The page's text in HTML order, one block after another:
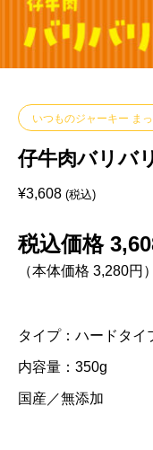
いつものジャーキー ま
仔牛肉バリバ
¥3,608 (税込)
税込価格
（本体価格 3,280円）
タイプ：ハードタイ
内容量：350g
国産／無添加